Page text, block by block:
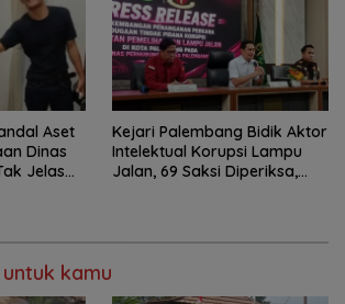
Aset
Dinas
Jelas
Kejari Palembang Bidik Aktor
Intelektual Korupsi Lampu
Jalan, 69 Saksi Diperiksa,
kamu